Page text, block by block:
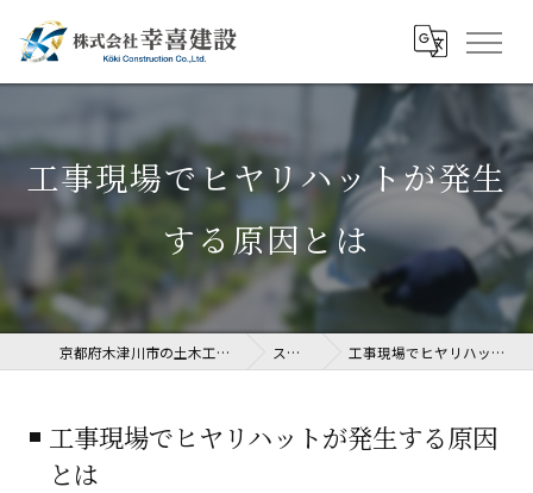
工事現場でヒヤリハットが発生
する原因とは
京都府木津川市の土木工事なら株式会社幸喜建設 ストーリー 工事現場でヒヤリハットが発生する原因とは
工事現場でヒヤリハットが発生する原因
とは